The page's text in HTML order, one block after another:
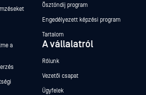
a
Ösztöndíj program
Engedélyezett képzési program
Tartalom
A vállalatról
Rólunk
Vezetői csapat
Ügyfelek